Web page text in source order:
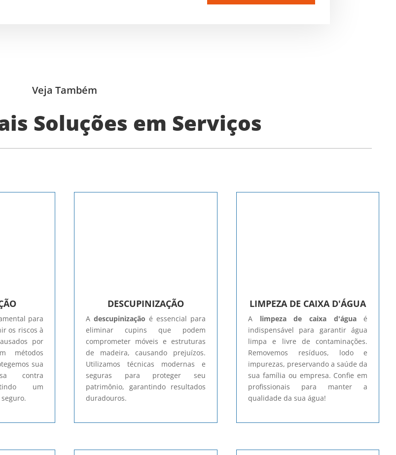
Soluções em Serviços
Veja Também
para
os riscos à
por
métodos
sua
contra
um
DESCUPINIZAÇÃO
A descupinização é essencial para
eliminar cupins que podem
comprometer móveis e estruturas
de madeira, causando prejuízos.
Utilizamos técnicas modernas e
seguras para proteger seu
patrimônio, garantindo resultados
duradouros.
LIMPEZA DE CAIXA D'ÁGUA
A limpeza de caixa d'águaé
indispensável para garantir água
limpa e livre de contaminações.
Removemos resíduos, lodo e
impurezas, preservando a saúde da
sua família ou empresa. Confie em
profissionais para manter a
qualidade da sua água!